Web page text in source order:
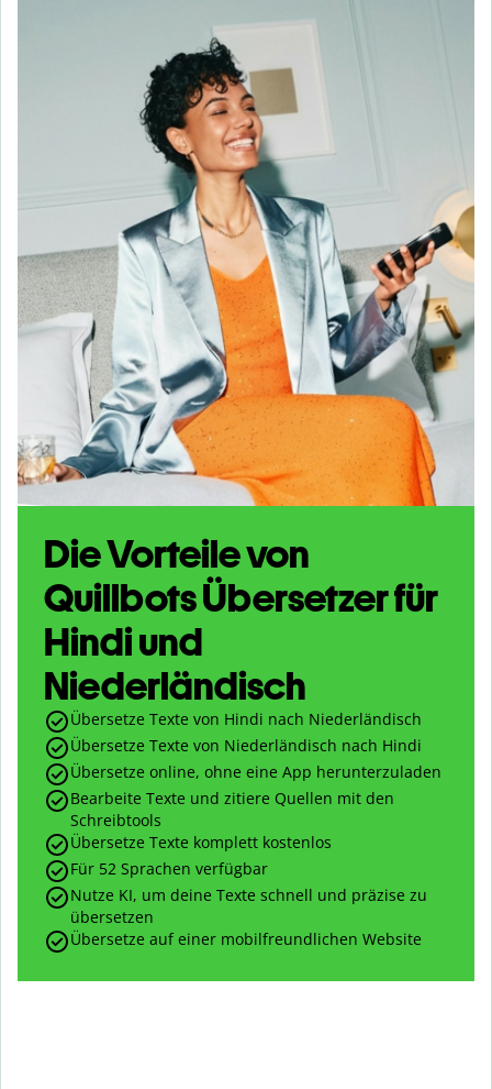
Die Vorteile von
Quillbots Übersetzer für
Hindi und
Niederländisch
Übersetze Texte von Hindi nach Niederländisch
Übersetze Texte von Niederländisch nach Hindi
Übersetze online, ohne eine App herunterzuladen
Bearbeite Texte und zitiere Quellen mit den
Schreibtools
Übersetze Texte komplett kostenlos
Für 52 Sprachen verfügbar
Nutze KI, um deine Texte schnell und präzise zu
übersetzen
Übersetze auf einer mobilfreundlichen Website